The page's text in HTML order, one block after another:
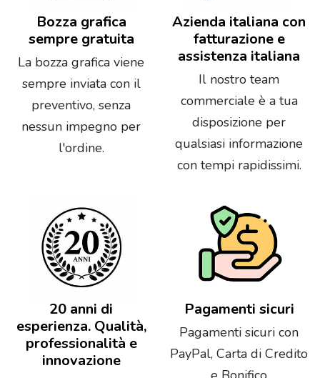
Bozza grafica
sempre gratuita
La bozza grafica viene
sempre inviata con il
preventivo, senza
nessun impegno per
l'ordine.
Azienda italiana con
fatturazione e
assistenza italiana
Il nostro team
commerciale è a tua
disposizione per
qualsiasi informazione
con tempi rapidissimi.
20 anni di
esperienza. Qualità,
professionalità e
innovazione
Pagamenti sicuri
Pagamenti sicuri con
PayPal, Carta di Credito